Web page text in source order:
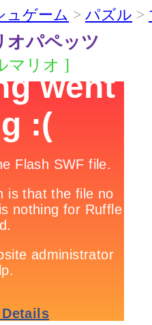
ュゲーム > パズル >
オパペッツ
マリオ ]